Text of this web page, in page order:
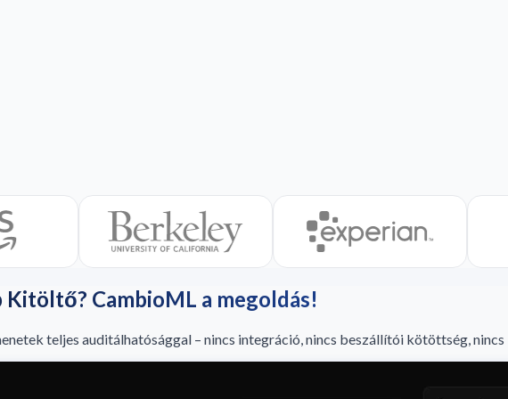
CambioML a megoldás!
teljes auditálhatósággal – nincs integráció, nincs beszállítói kötöttség, nincs